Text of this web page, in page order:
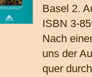
Basel 2.
ISBN 3-
Nach
uns der
quer